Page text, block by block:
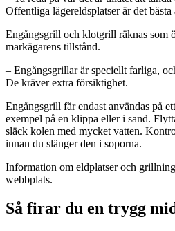
Offentliga lägereldsplatser är det
Engångsgrill och klotgrill räknas som
markägarens tillstånd.
– Engångsgrillar är speciellt farliga,
De kräver extra försiktighet.
Engångsgrill får endast användas på
exempel på en klippa eller i sand.
släck kolen med mycket vatten.
innan du slänger den i soporna.
Information om eldplatser och
webbplats.
Så firar du en trygg